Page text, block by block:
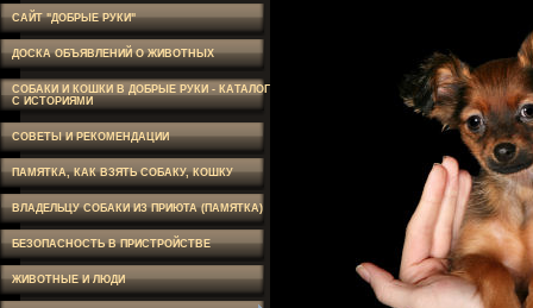
САЙТ "ДОБРЫЕ РУКИ"
ДОСКА ОБЪЯВЛЕНИЙ О ЖИВОТНЫХ
СОБАКИ И КОШКИ В ДОБРЫЕ РУКИ - КАТАЛОГ
С ИСТОРИЯМИ
СОВЕТЫ И РЕКОМЕНДАЦИИ
ПАМЯТКА, КАК ВЗЯТЬ СОБАКУ, КОШКУ
ВЛАДЕЛЬЦУ СОБАКИ ИЗ ПРИЮТА (ПАМЯТКА)
БЕЗОПАСНОСТЬ В ПРИСТРОЙСТВЕ
ЖИВОТНЫЕ И ЛЮДИ